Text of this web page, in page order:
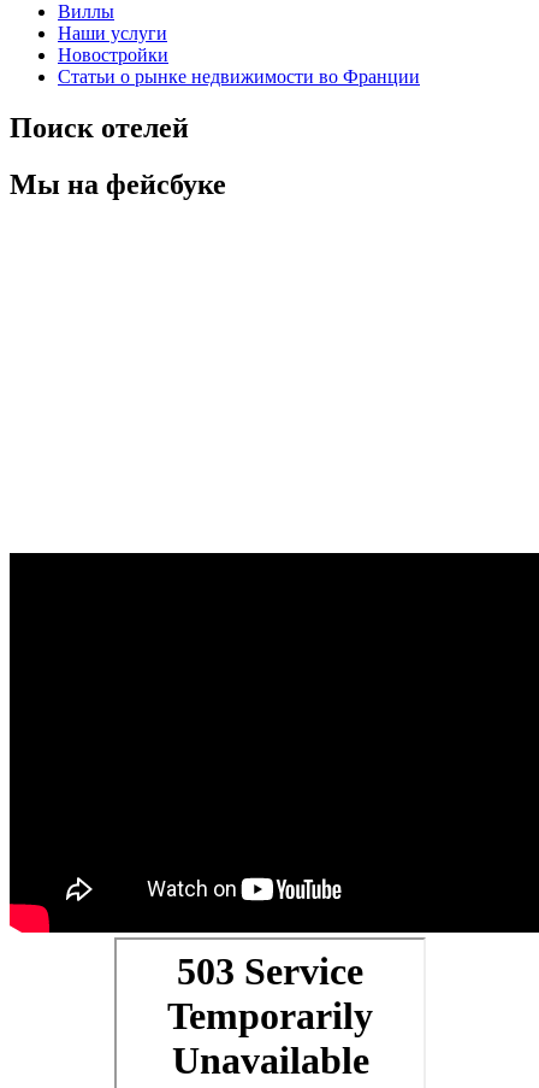
Виллы
Наши услуги
Новостройки
Статьи о рынке недвижимости во Франции
Поиск отелей
Мы на фейсбуке